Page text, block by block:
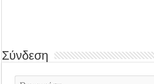
Σύνδεση